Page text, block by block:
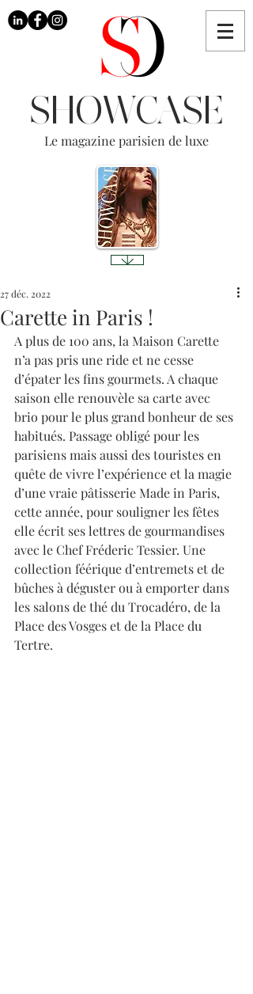
SHOWCASE
Le magazine parisien de luxe
Carette in Paris !
27 déc. 2022
A plus de 100 ans, la Maison Carette
n’a pas pris une ride et ne cesse
d’épater les fins gourmets. A chaque
saison elle renouvèle sa carte avec
brio pour le plus grand bonheur de ses
habitués. Passage obligé pour les
parisiens mais aussi des touristes en
quête de vivre l’expérience et la magie
d’une vraie pâtisserie Made in Paris,
cette année, pour souligner les fêtes
elle écrit ses lettres de gourmandises
avec le Chef Fréderic Tessier. Une
collection féérique d’entremets et de
bûches à déguster ou à emporter dans
les salons de thé du Trocadéro, de la
Place des Vosges et de la Place du
Tertre.